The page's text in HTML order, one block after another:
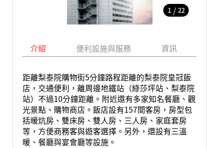
1 / 22
介紹 便利設施與服務 資訊
距離梨泰院購物街5分鐘路程距離的梨泰院皇冠飯
店，交通便利，離周邊地鐵站（綠莎坪站、梨泰院
站）不過10分鐘距離。附近還有多家知名餐廳、觀
光景點、購物商店。飯店設有157間客房，房型包
括暖炕房、雙床房、雙人房、三人房、家庭套房
等，方便商務客與遊客選擇。另外，還設有三溫
暖、餐廳與宴會廳等設施。